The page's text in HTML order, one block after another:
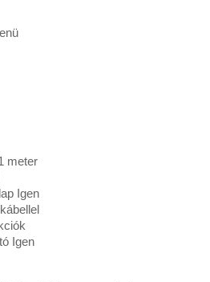
meter
Igen
Igen